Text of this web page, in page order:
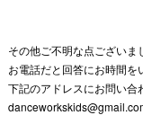
その他ご不明な点ございま
お電話だと回答にお時間
下記のアドレスにお問い合